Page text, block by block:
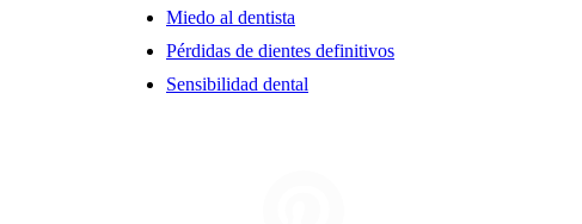
Miedo al dentista
Pérdidas de dientes definitivos
Sensibilidad dental